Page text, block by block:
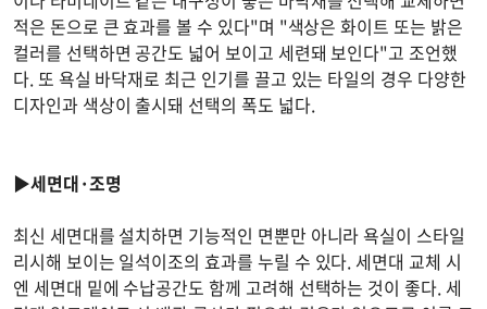
적은 돈으로 큰 효과를 볼 수 있다"며 "색상은 화이트 또는 밝은
컬러를 선택하면 공간도 넓어 보이고 세련돼 보인다"고 조언했
다. 또 욕실 바닥재로 최근 인기를 끌고 있는 타일의 경우 다양한
디자인과 색상이 출시돼 선택의 폭도 넓다.
▶세면대·조명
최신 세면대를 설치하면 기능적인 면뿐만 아니라 욕실이 스타일
리시해 보이는 일석이조의 효과를 누릴 수 있다. 세면대 교체 시
엔 세면대 밑에 수납공간도 함께 고려해 선택하는 것이 좋다. 세